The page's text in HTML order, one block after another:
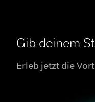
Gib deinem
Erleb jetzt die